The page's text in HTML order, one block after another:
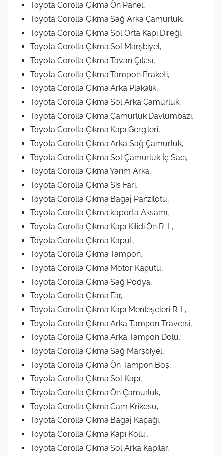
Toyota Corolla Çıkma Ön Panel,
Toyota Corolla Çıkma Sağ Arka Çamurluk,
Toyota Corolla Çıkma Sol Orta Kapı Direği,
Toyota Corolla Çıkma Sol Marşbiyel,
Toyota Corolla Çıkma Tavan Çıtası,
Toyota Corolla Çıkma Tampon Braketi,
Toyota Corolla Çıkma Arka Plakalık,
Toyota Corolla Çıkma Sol Arka Çamurluk,
Toyota Corolla Çıkma Çamurluk Davlumbazı,
Toyota Corolla Çıkma Kapı Gergileri,
Toyota Corolla Çıkma Arka Sağ Çamurluk,
Toyota Corolla Çıkma Sol Çamurluk İç Sacı,
Toyota Corolla Çıkma Yarım Arka,
Toyota Corolla Çıkma Sis Farı,
Toyota Corolla Çıkma Bagaj Panzilotu,
Toyota Corolla Çıkma kaporta Aksamı,
Toyota Corolla Çıkma Kapı Kilidi Ön R-L,
Toyota Corolla Çıkma Kaput,
Toyota Corolla Çıkma Tampon,
Toyota Corolla Çıkma Motor Kaputu,
Toyota Corolla Çıkma Sağ Podya,
Toyota Corolla Çıkma Far,
Toyota Corolla Çıkma Kapı Menteşeleri R-L,
Toyota Corolla Çıkma Arka Tampon Traversi,
Toyota Corolla Çıkma Arka Tampon Dolu,
Toyota Corolla Çıkma Sağ Marşbiyel,
Toyota Corolla Çıkma Ön Tampon Boş,
Toyota Corolla Çıkma Sol Kapı,
Toyota Corolla Çıkma Ön Çamurluk,
Toyota Corolla Çıkma Cam Krikosu,
Toyota Corolla Çıkma Bagaj Kapağı,
Toyota Corolla Çıkma Kapı Kolu ,
Toyota Corolla Çıkma Sol Arka Kapilar,